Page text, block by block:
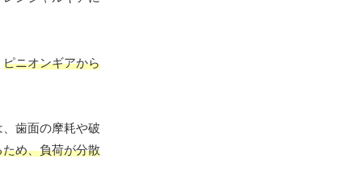
ピニオンギアから
歯面の摩耗や破
め、負荷が分散